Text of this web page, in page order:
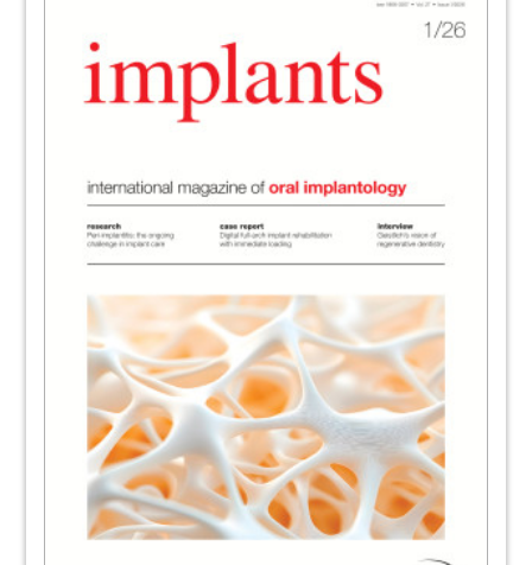
Author
Presidential handover at the Osteology
Foundation
Schwarz
Pathway to dental excellence: DPU’s
internationally recognised Master of
Author
Congresses, courses and symposia
Author
implants - International Magazine
Osstem Implant